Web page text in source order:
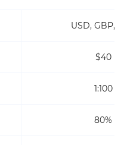
USD, GBP,
$40
1:100
80%